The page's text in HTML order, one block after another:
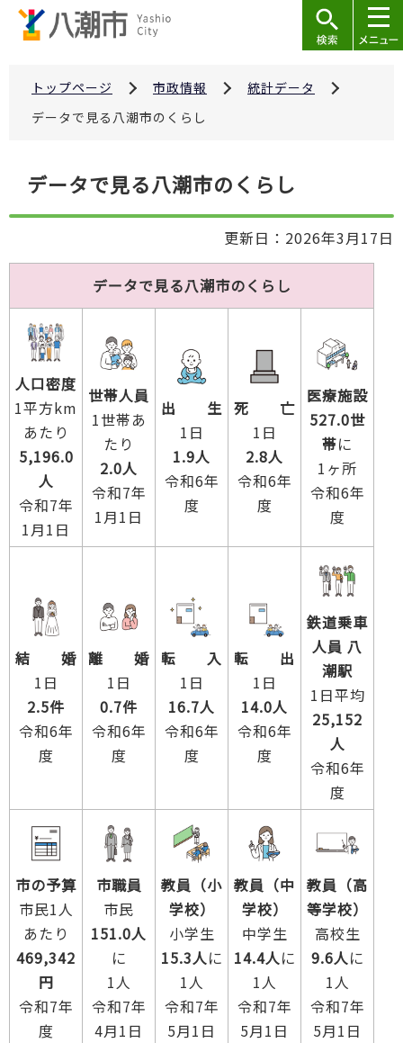
トップページ 市政情報
統計データ
データで見る八潮市のくらし
こ
か
データで見る八潮市のくらし
更新日：2026年3月17日
データで見る八潮市のくらし
人口密度
1平方km
あたり
5,196.0
人
令和7年
1月1日
世帯人員
1世帯あ
たり
2.0人
令和7年
1月1日
出 生
1日
1.9人
令和6年
度
死 亡
1日
2.8人
令和6年
度
医療施設
527.0世
帯に
1ヶ所
令和6年
度
結 婚
1日
2.5件
令和6年
度
離 婚
1日
0.7件
令和6年
度
転 入
1日
16.7人
令和6年
度
転 出
1日
14.0人
令和6年
度
鉄道乗車
人員 八
潮駅
1日平均
25,152
人
令和6年
度
市の予算
市民1人
あたり
469,342
円
令和7年
度
市職員
市民
151.0人
に
1人
令和7年
4月1日
教員（小
学校）
小学生
15.3人に
1人
令和7年
5月1日
教員（中
学校）
中学生
14.4人に
1人
令和7年
5月1日
教員（高
等学校）
高校生
9.6人に
1人
令和7年
5月1日